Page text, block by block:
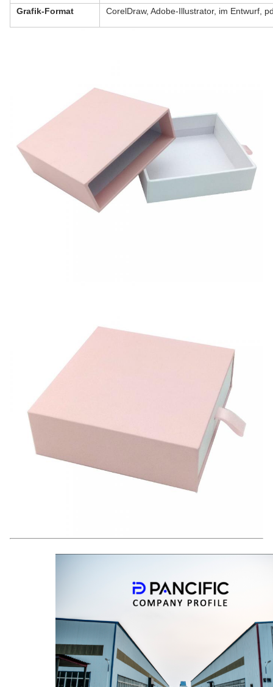
Grafik-Format CorelDraw, Adobe-Illustrator, im Entwurf,